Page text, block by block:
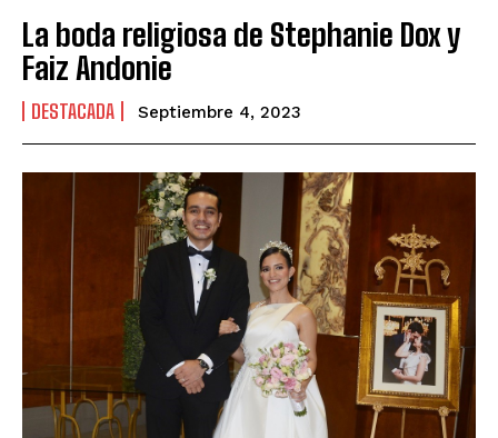
La boda religiosa de Stephanie Dox y
Faiz Andonie
DESTACADA Septiembre 4, 2023